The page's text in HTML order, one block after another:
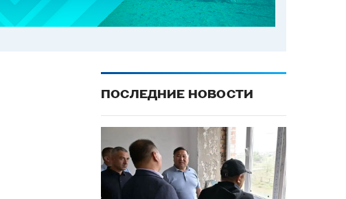
ПОСЛЕДНИЕ НОВОСТИ